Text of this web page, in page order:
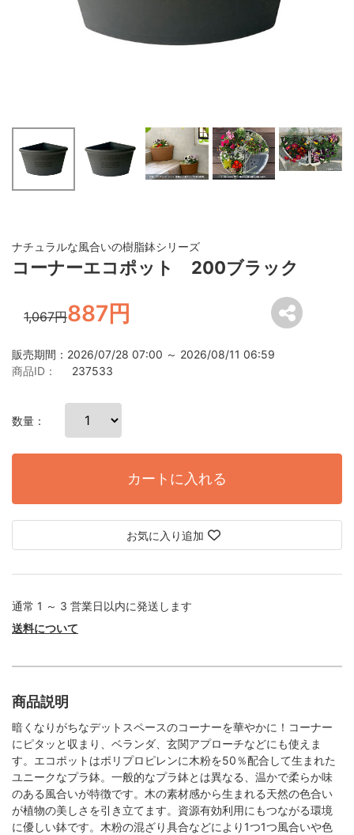
ナチュラルな風合いの樹脂鉢シリーズ
コーナーエコポット 200ブラック
1,067円887円
販売期間：2026/07/28 07:00 ～ 2026/08/11 06:59
商品ID：
237533
数量：
カートに入れる
お気に入り追加
通常 1 ～ 3 営業日以内に発送します
送料について
商品説明
暗くなりがちなデットスペースのコーナーを華やかに！コーナー
にピタッと収まり、ベランダ、玄関アプローチなどにも使えま
す。エコポットはポリプロピレンに木粉を50％配合して生まれた
ユニークなプラ鉢。一般的なプラ鉢とは異なる、温かで柔らか味
のある風合いが特徴です。木の素材感から生まれる天然の色合い
が植物の美しさを引き立てます。資源有効利用にもつながる環境
に優しい鉢です。木粉の混ざり具合などにより1つ1つ風合いや色